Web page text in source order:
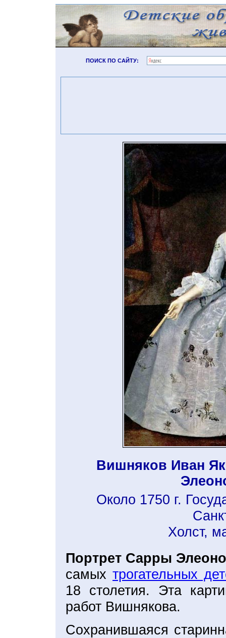
ПОИСК ПО САЙТУ:
Вишняков Иван
Около 1750 г.
Холст,
Портрет Сарры
самых трогательных
18 столетия. Эта
работ Вишнякова.
Сохранившаяся